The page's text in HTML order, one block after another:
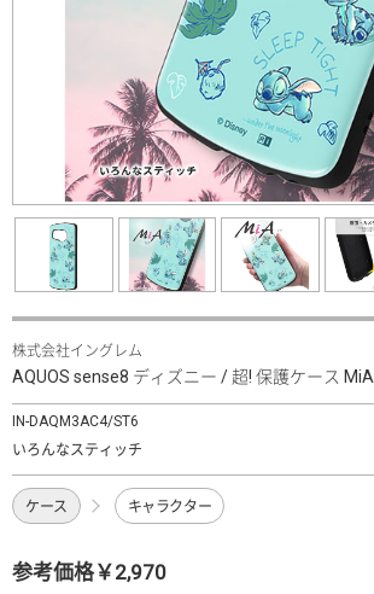
株式会社イングレム
AQUOS sense8 ディズニー / 超! 保護ケース MiA
IN-DAQM3AC4/ST6
いろんなスティッチ
ケース キャラクター
参考価格￥2,970